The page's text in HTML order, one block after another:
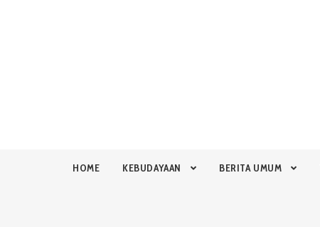
HOME KEBUDAYAAN BERITA UMUM